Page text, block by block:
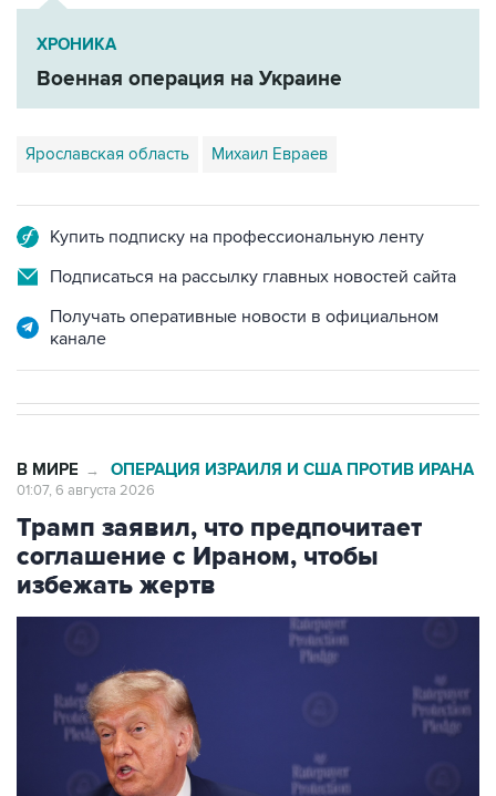
ХРОНИКА
Военная операция на Украине
Ярославская область Михаил Евраев
Купить подписку на профессиональную ленту
Подписаться на рассылку главных новостей сайта
Получать оперативные новости в официальном
канале
В МИРЕ → ОПЕРАЦИЯ ИЗРАИЛЯ И США ПРОТИВ ИРАНА
01:07, 6 августа 2026
Трамп заявил, что предпочитает
соглашение с Ираном, чтобы
избежать жертв